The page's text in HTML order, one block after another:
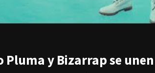
Pluma y Bizarrap se unen